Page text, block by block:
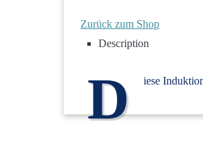
Zurück zum Shop
Description
D iese